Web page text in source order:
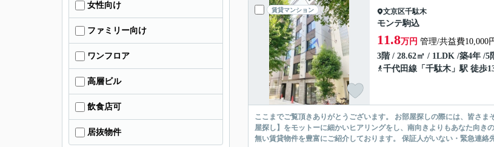
賃貸マンション 文京区千駄木
モンテ駒込
11.8万円 管理/共益費10,000
3階 / 28.62㎡ / 1LDK /築4年 /5
千代田線 「 千駄木 」駅 徒歩
ここまでご覧頂きありがとうございます。 お部屋探しの際には、皆さまそれぞれこだわりの条件があると思いますが、当社では【あなたに１番のお部
屋探し】をモットーに細かいヒアリングをし、南向きよりもあなた向きのお部屋をご提案いたします。 シ
無い賃貸物件を豊富にご紹介しております
女性向け
ファミリー向け
ワンフロア
高層ビル
飲食店可
居抜物件